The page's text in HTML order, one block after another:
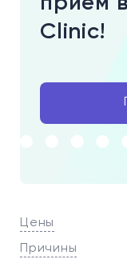
Цены
Причины
Clinic!